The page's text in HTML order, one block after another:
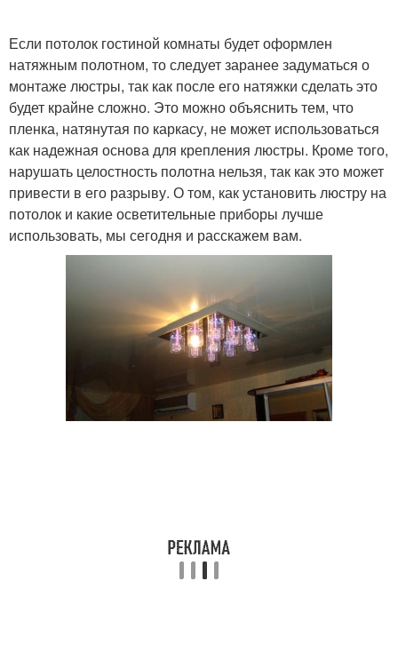
Если потолок гостиной комнаты будет оформлен
натяжным полотном, то следует заранее задуматься о
монтаже люстры, так как после его натяжки сделать это
будет крайне сложно. Это можно объяснить тем, что
пленка, натянутая по каркасу, не может использоваться
как надежная основа для крепления люстры. Кроме того,
нарушать целостность полотна нельзя, так как это может
привести в его разрыву. О том, как установить люстру на
потолок и какие осветительные приборы лучше
использовать, мы сегодня и расскажем вам.